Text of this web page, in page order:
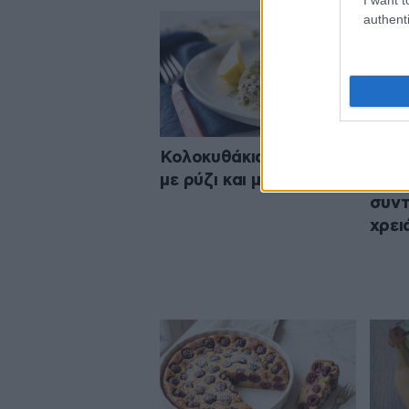
Κολοκυθάκια γεμιστά
με ρύζι και μυρωδικά
Αν